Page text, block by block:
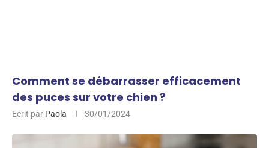
Comment se débarrasser efficacement
des puces sur votre chien ?
Ecrit par Paola 30/01/2024